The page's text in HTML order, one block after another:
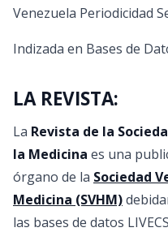
Venezuela Periodicidad
Indizada en Bases de
LA REVISTA:
La Revista de la
la Medicina es una
órgano de la Sociedad
Medicina (SVHM)
las bases de datos